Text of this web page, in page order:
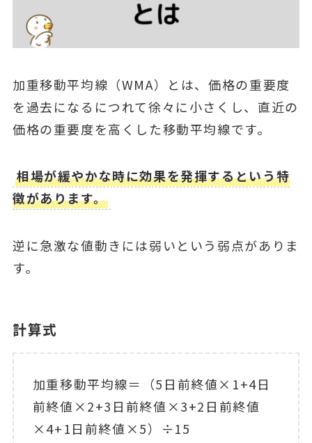
加重移動平均線（WMA）とは、価格の重要度
を過去になるにつれて徐々に小さくし、直近の
価格の重要度を高くした移動平均線です。
相場が緩やかな時に効果を発揮するという特
徴があります。
逆に急激な値動きには弱いという弱点がありま
す。
計算式
加重移動平均線＝（5日前終値×1+4日
前終値×2+3日前終値×3+2日前終値
×4+1日前終値×5）÷15